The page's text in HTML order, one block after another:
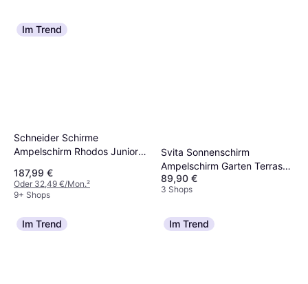
Im Trend
Schneider Schirme
Ampelschirm Rhodos Junior
187,99 €
Oder 32,49 €/Mon.²
9+ Shops
Svita Sonnenschirm
Ampelschirm Garten Terrasse
Outdoor 360° Schirm
Aluminium Drehbar Kippbar
89,90 €
3 Shops
Im Trend Im Trend